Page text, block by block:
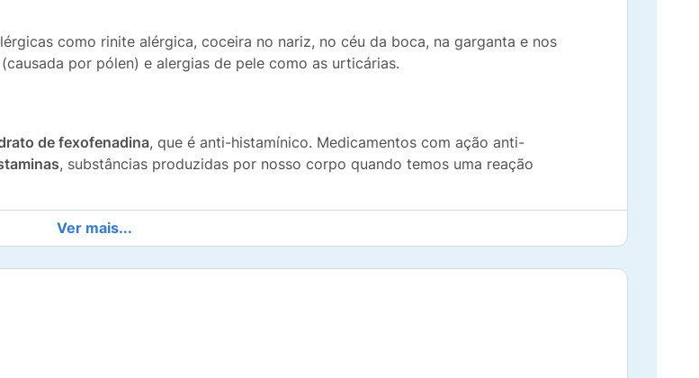
como rinite alérgica, coceira no nariz, no céu da boca, na garganta e nos
por pólen) e alergias de pele como as urticárias.
de fexofenadina, que é anti-histamínico. Medicamentos com ação anti-
, substâncias produzidas por nosso corpo quando temos uma reação
e o efeito máximo é alcançado dentro de 2 a 3 horas.
Ver mais...